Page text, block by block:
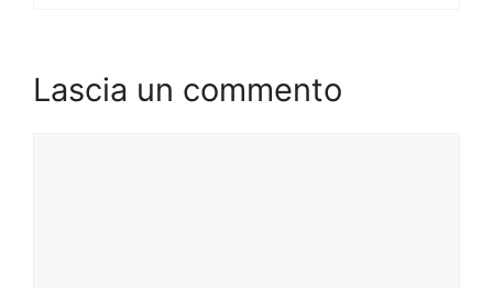
Lascia un commento